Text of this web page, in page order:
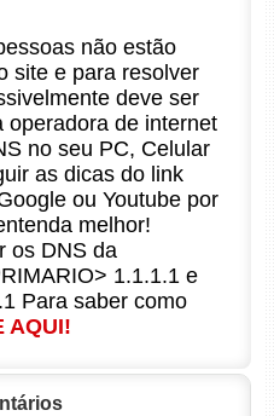
não estão
site e para resolver
deve ser
operadora de internet
no seu PC, Celular
as dicas do link
ou Youtube por
melhor!
os DNS da
1.1.1.1 e
Para saber como
AQUI!